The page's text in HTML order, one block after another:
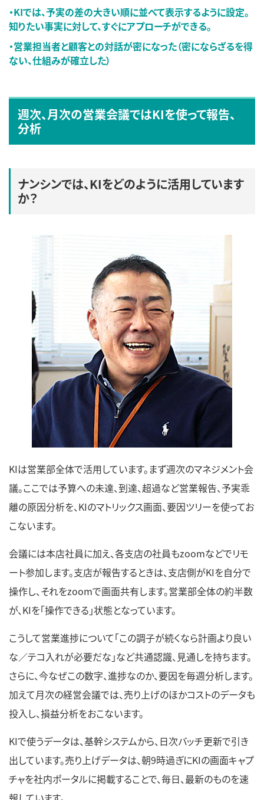
・KIでは、予実の差の大きい順に並べて表示するように設定。
知りたい事実に対して、すぐにアプローチができる。
・営業担当者と顧客との対話が密になった（密にならざるを得
ない、仕組みが確立した）
週次、月次の営業会議ではKIを使って報告、
分析
ナンシンでは、KIをどのように活用しています
か？
KIは営業部全体で活用しています。まず週次のマネジメント会
議。ここでは予算への未達、到達、超過など営業報告、予実乖
離の原因分析を、KIのマトリックス画面、要因ツリーを使ってお
こないます。
会議には本店社員に加え、各支店の社員もzoomなどでリモ
ート参加します。支店が報告するときは、支店側がKIを自分で
操作し、それをzoomで画面共有します。営業部全体の約半数
が、KIを「操作できる」状態となっています。
こうして営業進捗について「この調子が続くなら計画より良い
な／テコ入れが必要だな」など共通認識、見通しを持ちます。
さらに、今なぜこの数字、進捗なのか、要因を毎週分析します。
加えて月次の経営会議では、売り上げのほかコストのデータも
投入し、損益分析をおこないます。
KIで使うデータは、基幹システムから、日次バッチ更新で引き
出しています。売り上げデータは、朝9時過ぎにKIの画面キャプ
チャを社内ポータルに掲載することで、毎日、最新のものを速